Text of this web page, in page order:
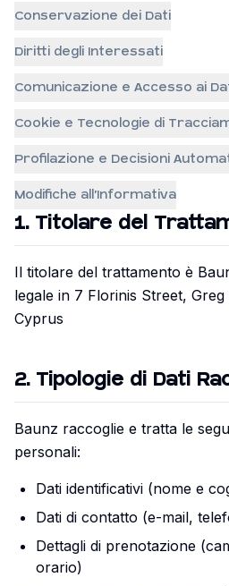
Conservazione dei Dati
Diritti degli Interessati
Comunicazione e Accesso ai
Cookie e Tecnologie di
Profilazione e Decisioni
Modifiche all'Informativa
1. Titolare del
Il titolare del trattamento è
legale in 7 Florinis Street,
Cyprus
2. Tipologie di Dati
Baunz raccoglie e tratta le
personali:
Dati identificativi (nome e
Dati di contatto (e-mail,
Dettagli di prenotazione
orario)